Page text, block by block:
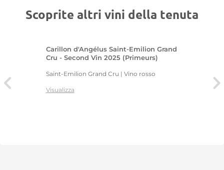
Scoprite altri vini della tenuta
Carillon d'Angélus Saint-Emilion Grand
Cru - Second Vin 2025 (Primeurs)
Saint-Emilion Grand Cru | Vino rosso
Visualizza